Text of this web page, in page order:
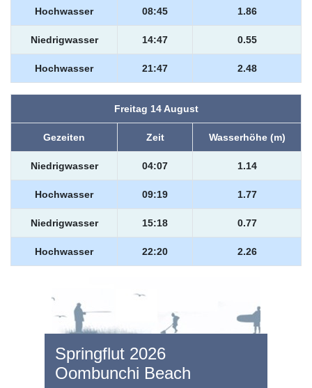
Hochwasser 08:45 1.86
Niedrigwasser 14:47 0.55
Hochwasser 21:47 2.48
Freitag 14 August
Gezeiten Zeit Wasserhöhe (m)
Niedrigwasser 04:07 1.14
Hochwasser 09:19 1.77
Niedrigwasser 15:18 0.77
Hochwasser 22:20 2.26
Springflut 2026
Oombunchi Beach